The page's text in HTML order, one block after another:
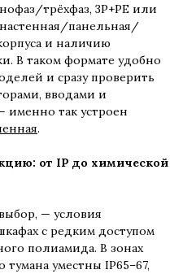
трёхфаз, 3P+PE или
панельная/
и наличию
В таком формате удобно
и сразу проверить
вводами и
именно так устроен
.
от IP до химической
— условия
с редким доступом
полиамида. В зонах
уместны IP65–67,